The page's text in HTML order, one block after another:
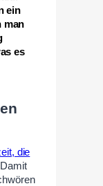
ein
man
es
die